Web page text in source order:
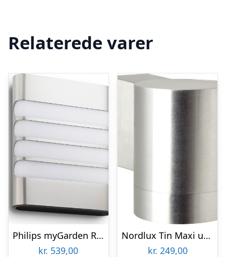
Relaterede varer
Philips myGarden Racoon udendørs væglampe
kr. 539,00
Nordlux Tin Maxi udendørs væglampe, aluminium
kr. 249,00